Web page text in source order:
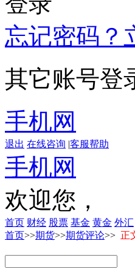
忘记密码？
其它账号登
手机网
退出 在线咨询 |客服帮助
手机网
欢迎您，
首页 财经 股票 基金 黄金 外汇
首页>>期货>>期货评论>> 正